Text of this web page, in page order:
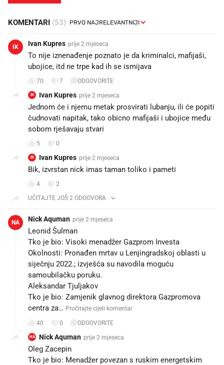
KOMENTARI (53)
IK Ivan Kupres prije 2 mjeseca
To nije iznenađenje poznato je da kriminalci, mafijaši,
ubojice, itd ne trpe kad ih se ismijava
70 7 ODGOVORITE
IK Ivan Kupres prije 2 mjeseca
Jednom će i njemu metak prosvirati lubanju, ili će popiti
čudnovati napitak, tako obicno mafijaši i ubojice među
sobom rješavaju stvari
5 0
IK Ivan Kupres prije 2 mjeseca
Bik, izvrstan nick imas taman toliko i pameti
4
2
UČITAJTE JOŠ 2 ODGOVORA
NA Nick Aquman prije 2 mjeseca
Leonid Šulman
Tko je bio: Visoki menadžer Gazprom Investa
Okolnosti: Pronađen mrtav u Lenjingradskoj oblasti u
siječnju 2022.; izvješća su navodila moguću
samoubilačku poruku.
Aleksandar Tjuljakov
Tko je bio: Zamjenik glavnog direktora Gazpromova
centra za… Pročitajte cijeli komentar
40 0 ODGOVORITE
NA Nick Aquman prije 2 mjeseca
Oleg Zacepin
Tko je bio: Menadžer povezan s ruskim energetskim